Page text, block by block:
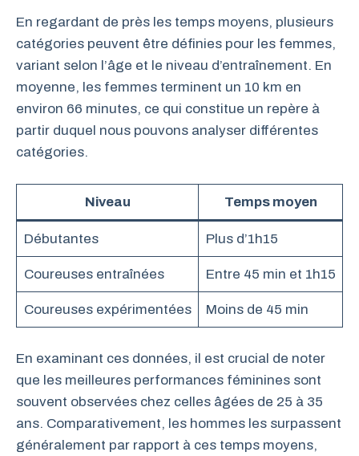
En regardant de près les temps moyens, plusieurs
catégories peuvent être définies pour les femmes,
variant selon l’âge et le niveau d’entraînement. En
moyenne, les femmes terminent un 10 km en
environ 66 minutes, ce qui constitue un repère à
partir duquel nous pouvons analyser différentes
catégories.
Niveau Temps moyen
Débutantes Plus d’1h15
Coureuses entraînées Entre 45 min et 1h15
Coureuses expérimentées Moins de 45 min
En examinant ces données, il est crucial de noter
que les meilleures performances féminines sont
souvent observées chez celles âgées de 25 à 35
ans. Comparativement, les hommes les surpassent
généralement par rapport à ces temps moyens,